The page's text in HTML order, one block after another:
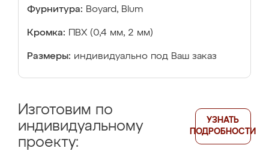
Фурнитура: Boyard, Blum
Кромка: ПВХ (0,4 мм, 2 мм)
Размеры: индивидуально под Ваш заказ
Изготовим по
индивидуальному
проекту:
УЗНАТЬ
ПОДРОБНОСТИ